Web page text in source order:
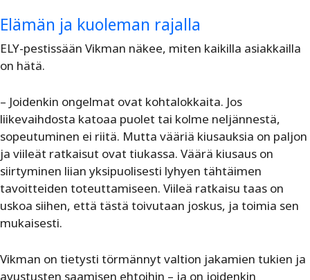
Elämän ja kuoleman rajalla
ELY-pestissään Vikman näkee, miten kaikilla asiakkailla
on hätä.
– Joidenkin ongelmat ovat kohtalokkaita. Jos
liikevaihdosta katoaa puolet tai kolme neljännestä,
sopeutuminen ei riitä. Mutta vääriä kiusauksia on paljon
ja viileät ratkaisut ovat tiukassa. Väärä kiusaus on
siirtyminen liian yksipuolisesti lyhyen tähtäimen
tavoitteiden toteuttamiseen. Viileä ratkaisu taas on
uskoa siihen, että tästä toivutaan joskus, ja toimia sen
mukaisesti.
Vikman on tietysti törmännyt valtion jakamien tukien ja
avustusten saamisen ehtoihin – ja on joidenkin